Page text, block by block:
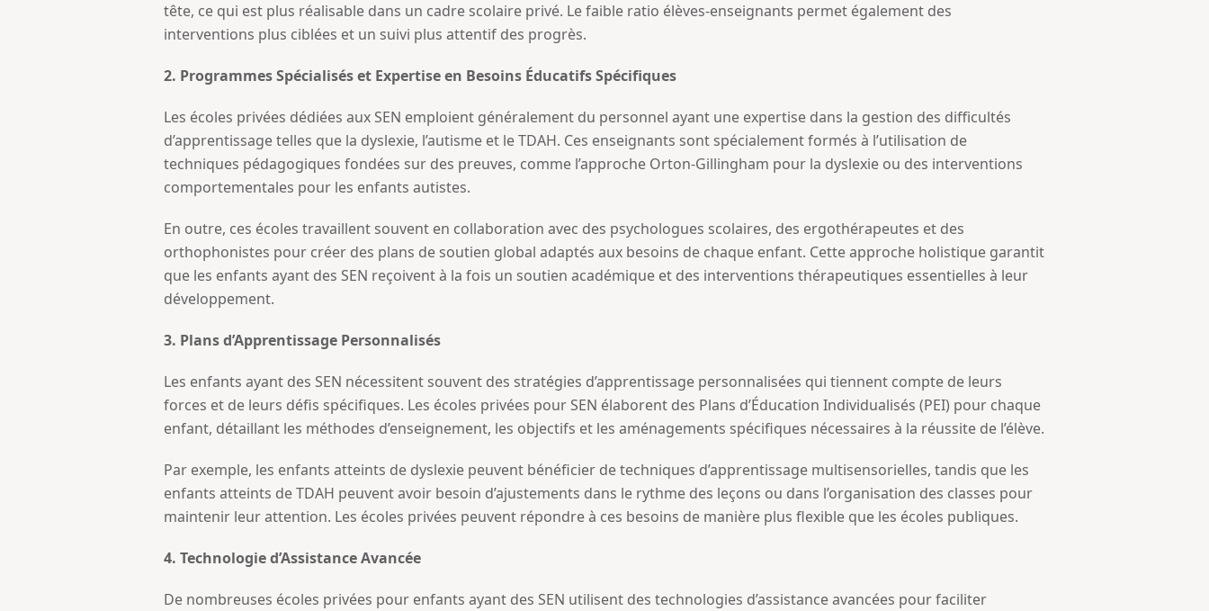
tête, ce qui est plus réalisable dans un cadre scolaire privé. Le faible ratio élèves-enseignants permet également des
interventions plus ciblées et un suivi plus attentif des progrès.
2. Programmes Spécialisés et Expertise en Besoins Éducatifs Spécifiques
Les écoles privées dédiées aux SEN emploient généralement du personnel ayant une expertise dans la gestion des difficultés
d’apprentissage telles que la dyslexie, l’autisme et le TDAH. Ces enseignants sont spécialement formés à l’utilisation de
techniques pédagogiques fondées sur des preuves, comme l’approche Orton-Gillingham pour la dyslexie ou des interventions
comportementales pour les enfants autistes.
En outre, ces écoles travaillent souvent en collaboration avec des psychologues scolaires, des ergothérapeutes et des
orthophonistes pour créer des plans de soutien global adaptés aux besoins de chaque enfant. Cette approche holistique garantit
que les enfants ayant des SEN reçoivent à la fois un soutien académique et des interventions thérapeutiques essentielles à leur
développement.
3. Plans d’Apprentissage Personnalisés
Les enfants ayant des SEN nécessitent souvent des stratégies d’apprentissage personnalisées qui tiennent compte de leurs
forces et de leurs défis spécifiques. Les écoles privées pour SEN élaborent des Plans d’Éducation Individualisés (PEI) pour chaque
enfant, détaillant les méthodes d’enseignement, les objectifs et les aménagements spécifiques nécessaires à la réussite de l’élève.
Par exemple, les enfants atteints de dyslexie peuvent bénéficier de techniques d’apprentissage multisensorielles, tandis que les
enfants atteints de TDAH peuvent avoir besoin d’ajustements dans le rythme des leçons ou dans l’organisation des classes pour
maintenir leur attention. Les écoles privées peuvent répondre à ces besoins de manière plus flexible que les écoles publiques.
4. Technologie d’Assistance Avancée
De nombreuses écoles privées pour enfants ayant des SEN utilisent des technologies d’assistance avancées pour faciliter